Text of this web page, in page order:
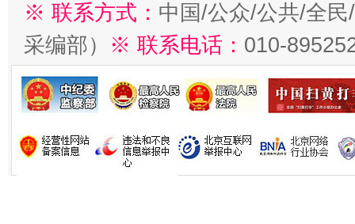
※ 联系方式： 中国/公众/公共/全
采编部） ※ 联系电话： 010-